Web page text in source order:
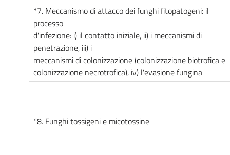
*7. Meccanismo di attacco dei funghi fitopatogeni: il
processo
d'infezione: i) il contatto iniziale, ii) i meccanismi di
penetrazione, iii) i
meccanismi di colonizzazione (colonizzazione biotrofica e
colonizzazione necrotrofica), iv) l'evasione fungina
*8. Funghi tossigeni e micotossine